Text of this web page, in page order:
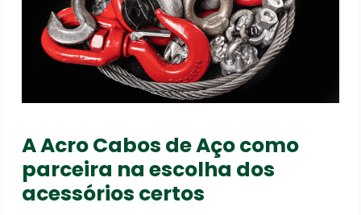
A Acro Cabos de Aço como
parceira na escolha dos
acessórios certos